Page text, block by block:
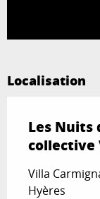
Localisation
Les Nuits
collective
Villa
Hyères